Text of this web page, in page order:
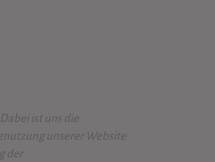
ist uns die
unserer Website
der